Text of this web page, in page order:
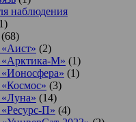
наблюдения
(68)
(2)
«Арктика-М» (1)
(1)
(3)
(14)
П» (4)